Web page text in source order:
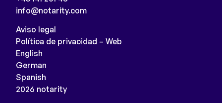
info@notarity.com
2026 notarity
Aviso legal
Política de privacidad – Web
English
German
Spanish